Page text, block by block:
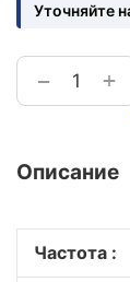
Уточняйте
+
−
Описание
Частота :